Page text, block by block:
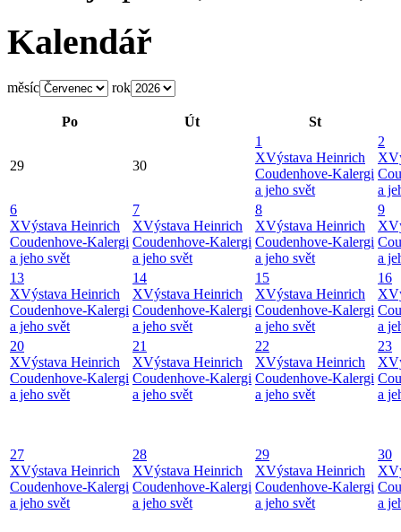
Kalendář
měsíc rok
Po Út St
29 30
1
XVýstava Heinrich
Coudenhove-Kalergi
a jeho svět
2
X
a
6
XVýstava Heinrich
Coudenhove-Kalergi
a jeho svět
7
XVýstava Heinrich
Coudenhove-Kalergi
a jeho svět
8
XVýstava Heinrich
Coudenhove-Kalergi
a jeho svět
9
X
a
13
XVýstava Heinrich
Coudenhove-Kalergi
a jeho svět
14
XVýstava Heinrich
Coudenhove-Kalergi
a jeho svět
15
XVýstava Heinrich
Coudenhove-Kalergi
a jeho svět
16
X
a
20
XVýstava Heinrich
Coudenhove-Kalergi
a jeho svět
21
XVýstava Heinrich
Coudenhove-Kalergi
a jeho svět
22
XVýstava Heinrich
Coudenhove-Kalergi
a jeho svět
23
X
a
27
XVýstava Heinrich
Coudenhove-Kalergi
a jeho svět
28
XVýstava Heinrich
Coudenhove-Kalergi
a jeho svět
29
XVýstava Heinrich
Coudenhove-Kalergi
a jeho svět
30
X
a